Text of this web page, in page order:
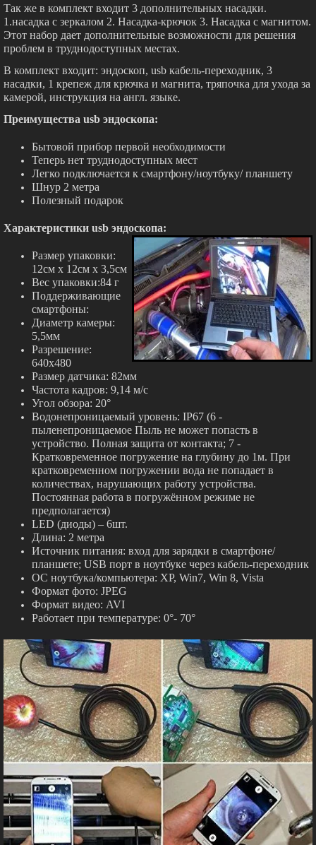
Так же в комплект входит 3 дополнительных насадки.
1.насадка с зеркалом 2. Насадка-крючок 3. Насадка с магнитом.
Этот набор дает дополнительные возможности для решения
проблем в труднодоступных местах.
В комплект входит: эндоскоп, usb кабель-переходник, 3
насадки, 1 крепеж для крючка и магнита, тряпочка для ухода за
камерой, инструкция на англ. языке.
Преимущества usb эндоскопа:
Бытовой прибор первой необходимости
Теперь нет труднодоступных мест
Легко подключается к смартфону/ноутбуку/ планшету
Шнур 2 метра
Полезный подарок
Характеристики usb эндоскопа:
Размер упаковки:
12см x 12см x 3,5см
Вес упаковки:84 г
Поддерживающие
смартфоны:
Диаметр камеры:
5,5мм
Разрешение:
640x480
Размер датчика: 82мм
Частота кадров: 9,14 м/с
Угол обзора: 20°
Водонепроницаемый уровень: IP67 (6 -
пыленепроницаемое Пыль не может попасть в
устройство. Полная защита от контакта; 7 -
Кратковременное погружение на глубину до 1м. При
кратковременном погружении вода не попадает в
количествах, нарушающих работу устройства.
Постоянная работа в погружённом режиме не
предполагается)
LED (диоды) – 6шт.
Длина: 2 метра
Источник питания: вход для зарядки в смартфоне/
планшете; USB порт в ноутбуке через кабель-переходник
ОС ноутбука/компьютера: XP, Win7, Win 8, Vista
Формат фото: JPEG
Формат видео: AVI
Работает при температуре: 0°- 70°